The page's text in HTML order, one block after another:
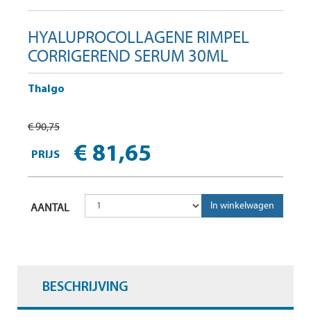
HYALUPROCOLLAGENE RIMPEL
CORRIGEREND SERUM 30ML
Thalgo
€ 90,75
PRIJS € 81,65
AANTAL
BESCHRIJVING